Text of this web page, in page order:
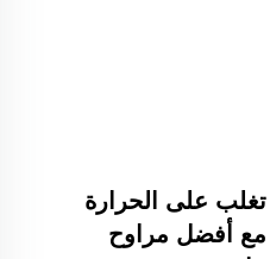
تغلب على الحرارة
مع أفضل مراوح